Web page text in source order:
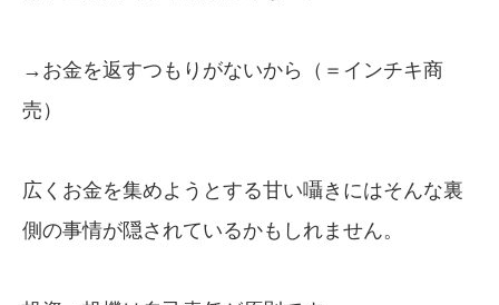
→お金を返すつもりがないから（＝インチキ商
売）
広くお金を集めようとする甘い囁きにはそんな裏
側の事情が隠されているかもしれません。